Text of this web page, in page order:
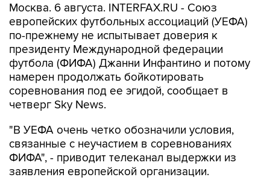
Москва. 6 августа. INTERFAX.RU - Союз
европейских футбольных ассоциаций (УЕФА)
по-прежнему не испытывает доверия к
президенту Международной федерации
футбола (ФИФА) Джанни Инфантино и потому
намерен продолжать бойкотировать
соревнования под ее эгидой, сообщает в
четверг Sky News.
"В УЕФА очень четко обозначили условия,
связанные с неучастием в соревнованиях
ФИФА", - приводит телеканал выдержки из
заявления европейской организации.